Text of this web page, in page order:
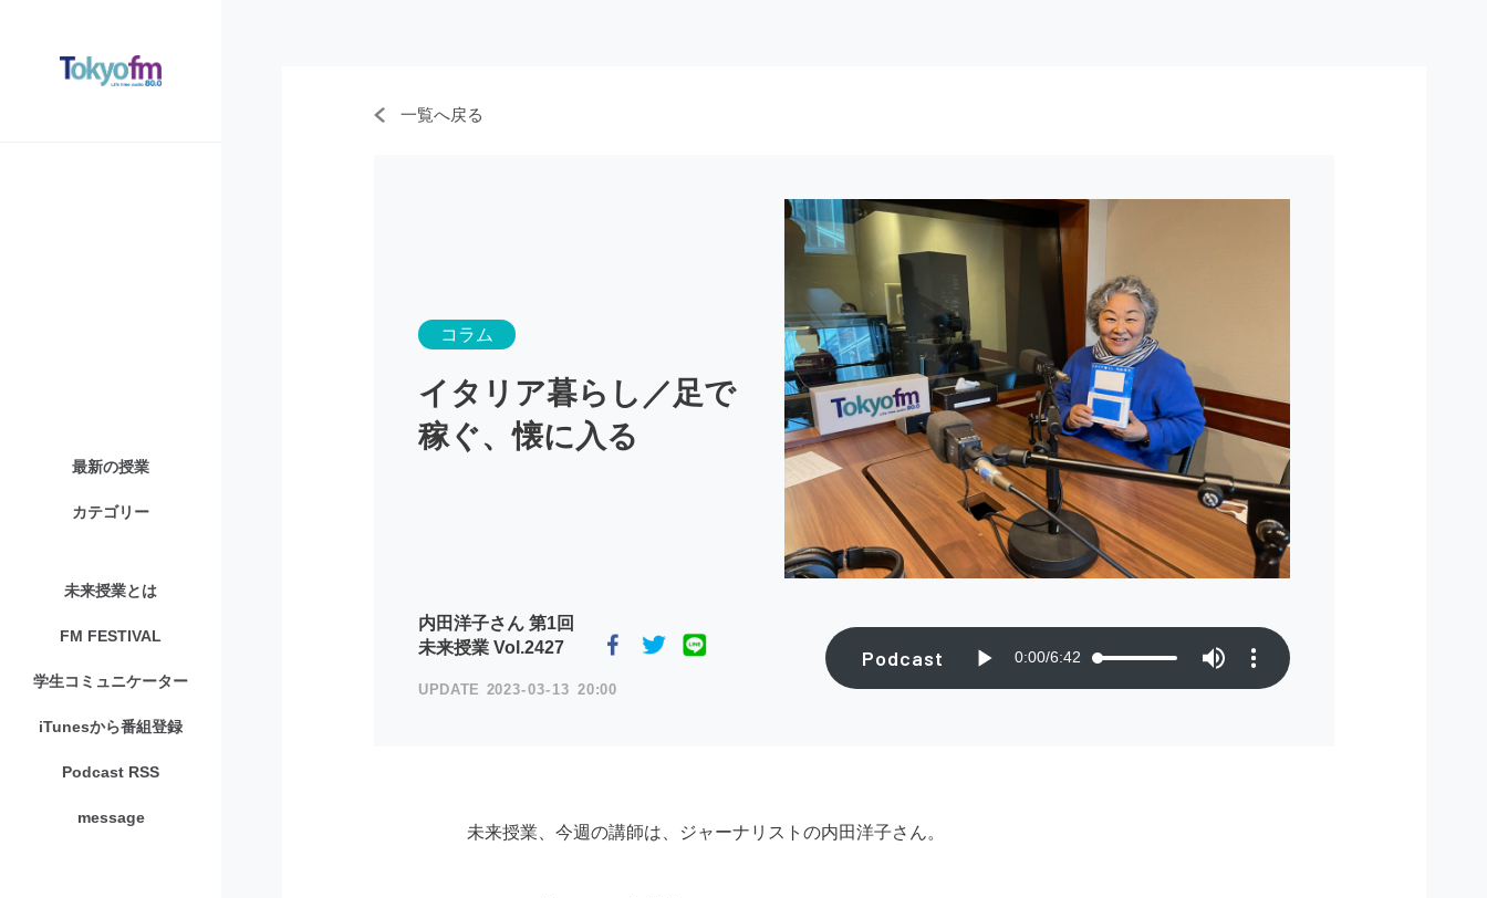
最新の授業
カテゴリー
未来授業とは
FM FESTIVAL
学生コミュニケーター
iTunesから番組登録
Podcast RSS
message
一覧へ戻る
コラム
イタリア暮らし／足で
稼ぐ、懐に入る
内田洋子さん 第1回
未来授業 Vol.2427
2023 03 13 20:00
Podcast 0:00/6:42
未来授業、今週の講師は、ジャーナリストの内田洋子さん。